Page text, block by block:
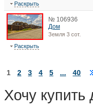
Раскрыть
№ 106936
Дом
Земля 3 сот.
Раскрыть
1 2 3 4 5 ... 40
Хочу купить